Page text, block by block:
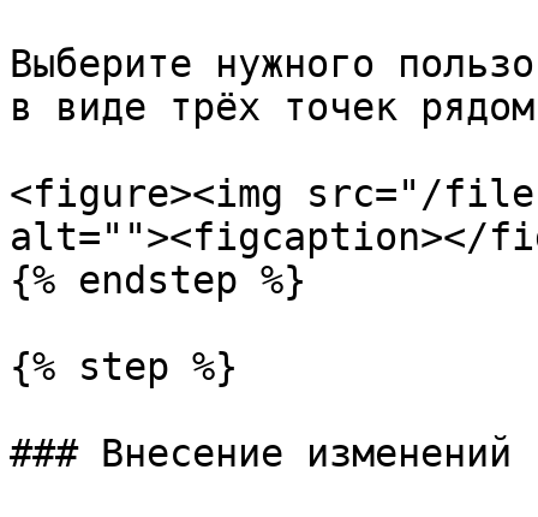
Выберите нужного
в виде трёх точек
<figure><img src="/files/
alt=""><figcaption></
{% endstep %}
{% step %}
### Внесение изменений